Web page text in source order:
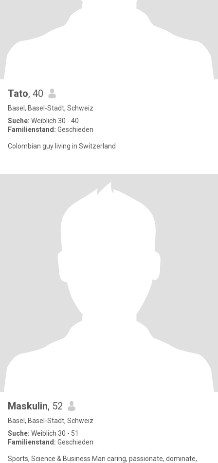
Tato, 40
Basel, Basel-Stadt, Schweiz
Suche: Weiblich 30 - 40
Familienstand: Geschieden
Colombian guy living in Switzerland
Maskulin, 52
Basel, Basel-Stadt, Schweiz
Suche: Weiblich 30 - 51
Familienstand: Geschieden
Sports, Science & Business Man caring, passionate, dominate,